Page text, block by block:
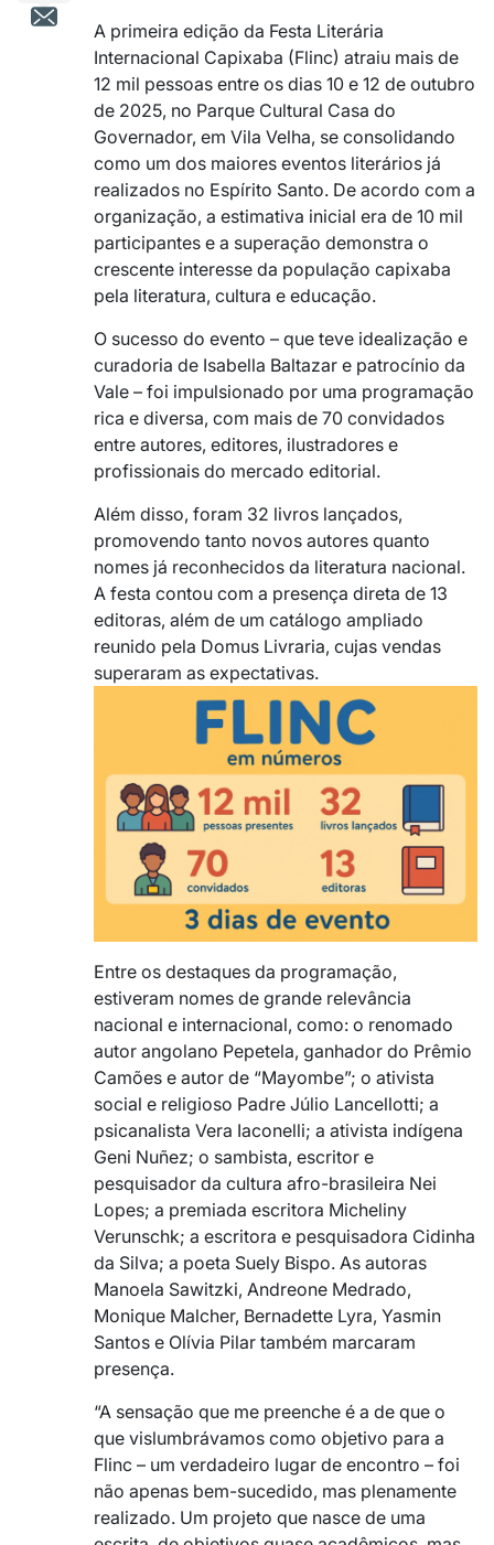
A primeira edição da Festa Literária
Internacional Capixaba (Flinc) atraiu mais de
12 mil pessoas entre os dias 10 e 12 de outubro
de 2025, no Parque Cultural Casa do
Governador, em Vila Velha, se consolidando
como um dos maiores eventos literários já
realizados no Espírito Santo. De acordo com a
organização, a estimativa inicial era de 10 mil
participantes e a superação demonstra o
crescente interesse da população capixaba
pela literatura, cultura e educação.
O sucesso do evento – que teve idealização e
curadoria de Isabella Baltazar e patrocínio da
Vale – foi impulsionado por uma programação
rica e diversa, com mais de 70 convidados
entre autores, editores, ilustradores e
profissionais do mercado editorial.
Além disso, foram 32 livros lançados,
promovendo tanto novos autores quanto
nomes já reconhecidos da literatura nacional.
A festa contou com a presença direta de 13
editoras, além de um catálogo ampliado
reunido pela Domus Livraria, cujas vendas
superaram as expectativas.
Entre os destaques da programação,
estiveram nomes de grande relevância
nacional e internacional, como: o renomado
autor angolano Pepetela, ganhador do Prêmio
Camões e autor de “Mayombe”; o ativista
social e religioso Padre Júlio Lancellotti; a
psicanalista Vera Iaconelli; a ativista indígena
Geni Nuñez; o sambista, escritor e
pesquisador da cultura afro-brasileira Nei
Lopes; a premiada escritora Micheliny
Verunschk; a escritora e pesquisadora Cidinha
da Silva; a poeta Suely Bispo. As autoras
Manoela Sawitzki, Andreone Medrado,
Monique Malcher, Bernadette Lyra, Yasmin
Santos e Olívia Pilar também marcaram
presença.
“A sensação que me preenche é a de que o
que vislumbrávamos como objetivo para a
Flinc – um verdadeiro lugar de encontro – foi
não apenas bem-sucedido, mas plenamente
realizado. Um projeto que nasce de uma